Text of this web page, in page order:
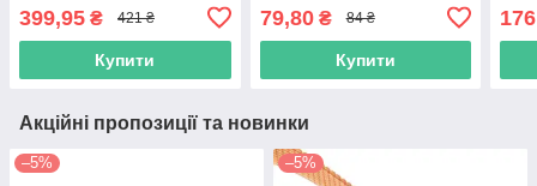
399,95 ₴ 421 ₴
Купити
79,80₴ 84 ₴
Купити
Акційні пропозиції та новинки
–5% –5%